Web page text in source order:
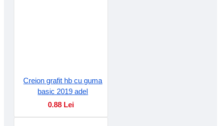
Creion grafit hb cu guma
basic 2019 adel
0.88 Lei